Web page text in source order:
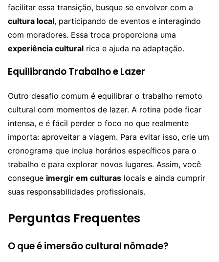
facilitar essa transição, busque se envolver com a
cultura local, participando de eventos e interagindo
com moradores. Essa troca proporciona uma
experiência cultural rica e ajuda na adaptação.
Equilibrando Trabalho e Lazer
Outro desafio comum é equilibrar o trabalho remoto
cultural com momentos de lazer. A rotina pode ficar
intensa, e é fácil perder o foco no que realmente
importa: aproveitar a viagem. Para evitar isso, crie um
cronograma que inclua horários específicos para o
trabalho e para explorar novos lugares. Assim, você
consegue imergir em culturas locais e ainda cumprir
suas responsabilidades profissionais.
Perguntas Frequentes
O que é imersão cultural nômade?